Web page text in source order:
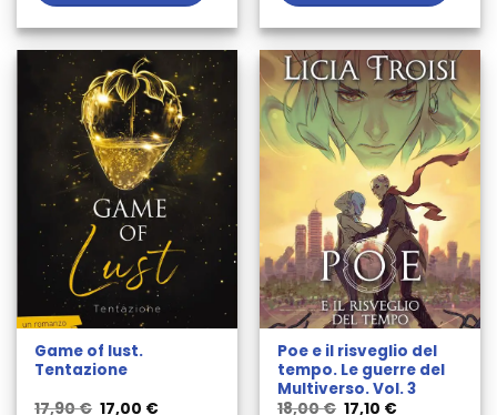
Game of lust.
Tentazione
17,90€ Il
17,00 €Il
Poe e il risveglio del
tempo. Le guerre del
Multiverso. Vol. 3
18,00€ Il
17,10 €Il